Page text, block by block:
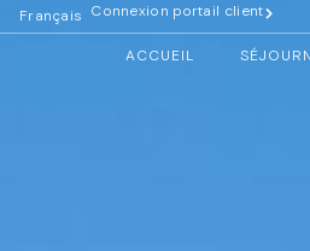
Français Connexion portail client
ACCUEIL